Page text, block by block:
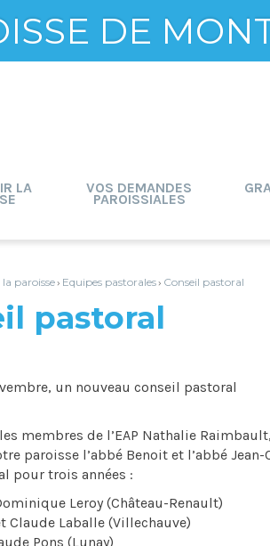
DE
LA VOS DEMANDES
PAROISSIALES
paroisse› Equipes pastorales› Conseil pastoral
pastoral
un nouveau conseil pastoral
membres de l’EAP Nathalie
paroisse l’abbé Benoit et l’abbé
pour trois années :
Leroy (Château-Renault)
Claude Laballe (Villechauve)
Pons (Lunay)